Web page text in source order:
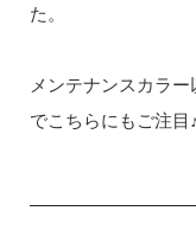
た。
メンテナンスカラ
でこちらにもご注目♪